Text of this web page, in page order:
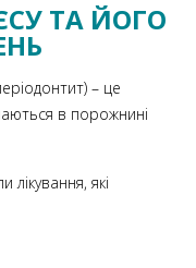
ТА ЙОГО
– це
в порожнині
лікування, які